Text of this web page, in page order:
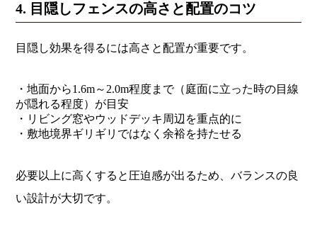
4. 目隠しフェンスの高さと配置のコツ
目隠し効果を得るには高さと配置が重要です。
・地面から1.6m～2.0m程度まで（庭面に立った時の目線
が隠れる程度）が目安
・リビング窓やウッドデッキ周辺を重点的に
・敷地境界ギリギリではなく余裕を持たせる
必要以上に高くすると圧迫感が出るため、バランスの良
い設計が大切です。